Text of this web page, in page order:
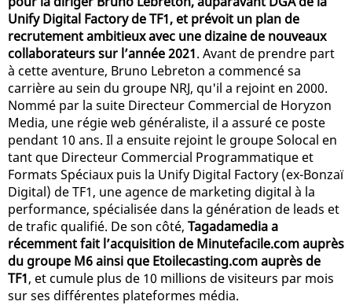
Unify Digital Factory de TF1, et prévoit un plan de
recrutement ambitieux avec une dizaine de nouveaux
collaborateurs sur l’année 2021. Avant de prendre part
à cette aventure, Bruno Lebreton a commencé sa
carrière au sein du groupe NRJ, qu'il a rejoint en 2000.
Nommé par la suite Directeur Commercial de Horyzon
Media, une régie web généraliste, il a assuré ce poste
pendant 10 ans. Il a ensuite rejoint le groupe Solocal en
tant que Directeur Commercial Programmatique et
Formats Spéciaux puis la Unify Digital Factory (ex-Bonzaï
Digital) de TF1, une agence de marketing digital à la
performance, spécialisée dans la génération de leads et
de trafic qualifié. De son côté, Tagadamedia a
récemment fait l’acquisition de Minutefacile.com auprès
du groupe M6 ainsi que Etoilecasting.com auprès de
TF1, et cumule plus de 10 millions de visiteurs par mois
sur ses différentes plateformes média.